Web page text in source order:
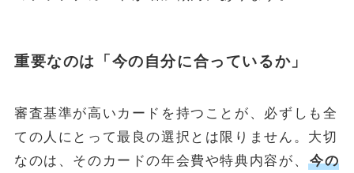
重要なのは「今の自分に合っているか」
審査基準が高いカードを持つことが、必ずしも全
ての人にとって最良の選択とは限りません。大切
なのは、そのカードの年会費や特典内容が、今の